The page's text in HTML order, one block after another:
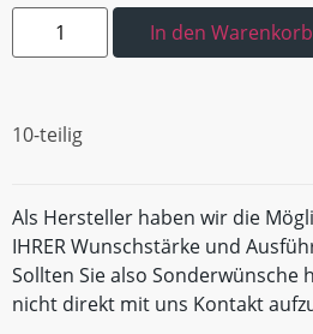
In den Warenkorb
10-teilig
Als Hersteller haben wir die
IHRER Wunschstärke und
Sollten Sie also Sonderwünsche
nicht direkt mit uns Kontakt